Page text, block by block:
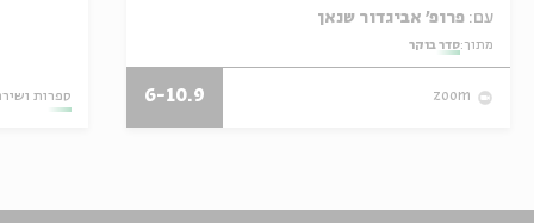
עם:
מתוך:סדר בוקר
zoom
6-10.9 ספרות